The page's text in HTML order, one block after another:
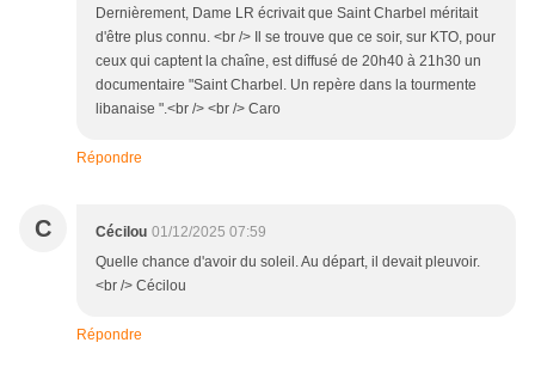
Dernièrement, Dame LR écrivait que Saint Charbel méritait
d'être plus connu. <br /> Il se trouve que ce soir, sur KTO, pour
ceux qui captent la chaîne, est diffusé de 20h40 à 21h30 un
documentaire "Saint Charbel. Un repère dans la tourmente
libanaise ".<br /> <br /> Caro
Répondre
C Cécilou 01/12/2025 07:59
Quelle chance d'avoir du soleil. Au départ, il devait pleuvoir.
<br /> Cécilou
Répondre